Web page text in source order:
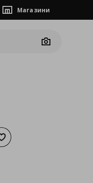
Магазини
Camera
Добави към списъка с